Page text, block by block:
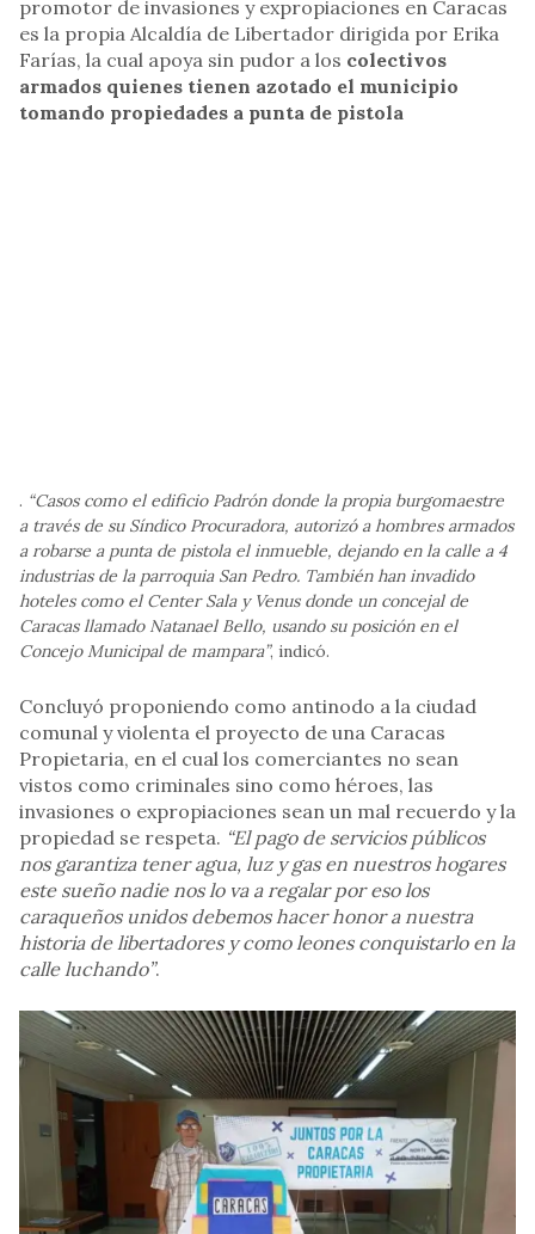
promotor de invasiones y expropiaciones en Caracas
es la propia Alcaldía de Libertador dirigida por Erika
Farías, la cual apoya sin pudor a los colectivos
armados quienes tienen azotado el municipio
tomando propiedades a punta de pistola
. “Casos como el edificio Padrón donde la propia burgomaestre
a través de su Síndico Procuradora, autorizó a hombres armados
a robarse a punta de pistola el inmueble, dejando en la calle a 4
industrias de la parroquia San Pedro. También han invadido
hoteles como el Center Sala y Venus donde un concejal de
Caracas llamado Natanael Bello, usando su posición en el
Concejo Municipal de mampara”, indicó.
Concluyó proponiendo como antinodo a la ciudad
comunal y violenta el proyecto de una Caracas
Propietaria, en el cual los comerciantes no sean
vistos como criminales sino como héroes, las
invasiones o expropiaciones sean un mal recuerdo y la
propiedad se respeta. “El pago de servicios públicos
nos garantiza tener agua, luz y gas en nuestros hogares
este sueño nadie nos lo va a regalar por eso los
caraqueños unidos debemos hacer honor a nuestra
historia de libertadores y como leones conquistarlo en la
calle luchando”.